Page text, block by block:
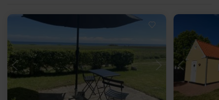
Lädt ...